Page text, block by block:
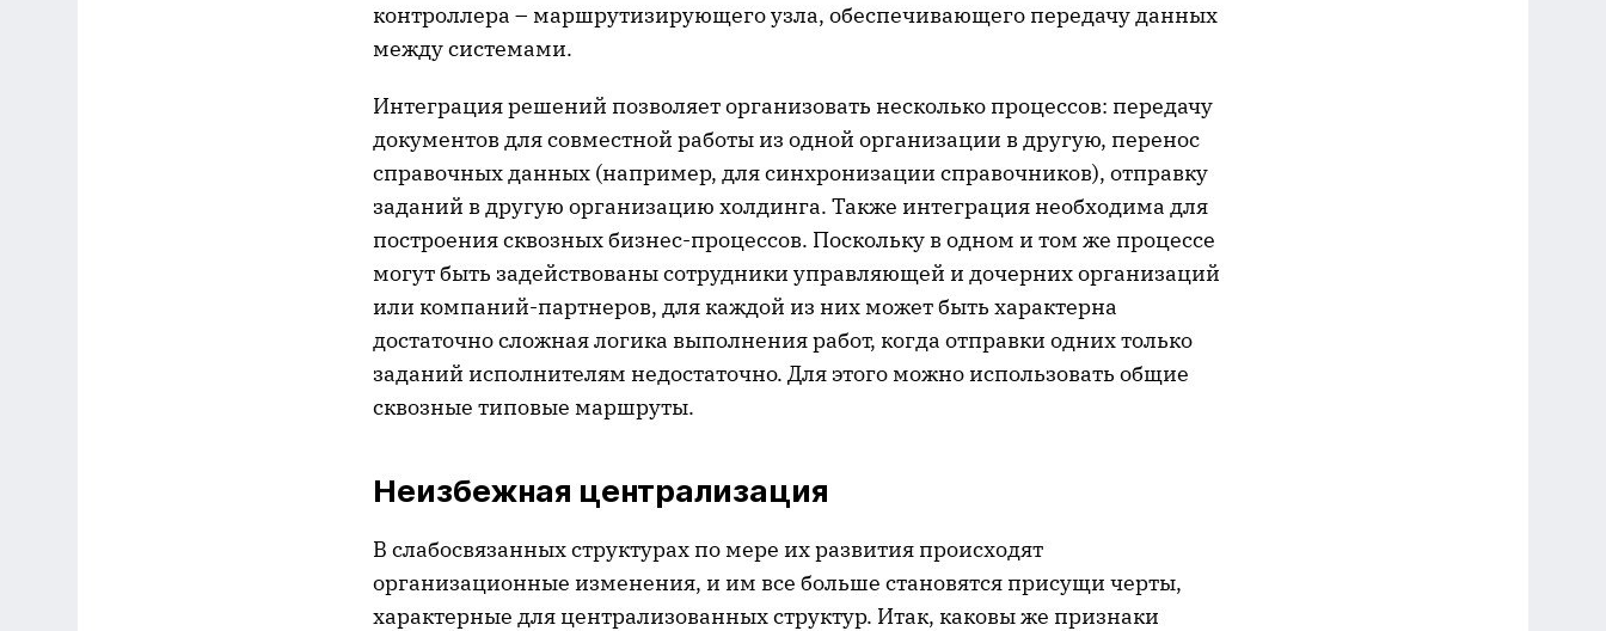
контроллера – маршрутизирующего узла, обеспечивающего передачу данных
между системами.
Интеграция решений позволяет организовать несколько процессов: передачу
документов для совместной работы из одной организации в другую, перенос
справочных данных (например, для синхронизации справочников), отправку
заданий в другую организацию холдинга. Также интеграция необходима для
построения сквозных бизнес-процессов. Поскольку в одном и том же процессе
могут быть задействованы сотрудники управляющей и дочерних организаций
или компаний-партнеров, для каждой из них может быть характерна
достаточно сложная логика выполнения работ, когда отправки одних только
заданий исполнителям недостаточно. Для этого можно использовать общие
сквозные типовые маршруты.
Неизбежная централизация
В слабосвязанных структурах по мере их развития происходят
организационные изменения, и им все больше становятся присущи черты,
характерные для централизованных структур. Итак, каковы же признаки